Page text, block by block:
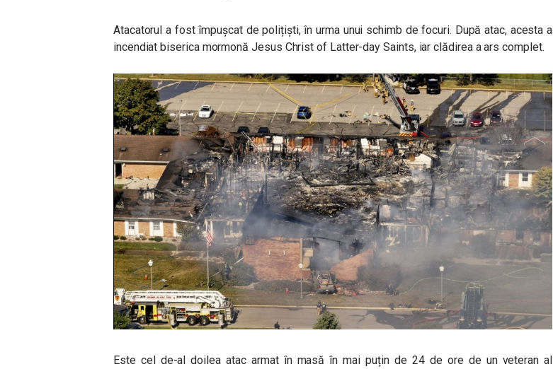
Atacatorul a fost împușcat de polițiști, în urma unui schimb de focuri. După atac, acesta a
incendiat biserica mormonă Jesus Christ of Latter-day Saints, iar clădirea a ars complet.
Este cel de-al doilea atac armat în masă în mai puțin de 24 de ore de un veteran al